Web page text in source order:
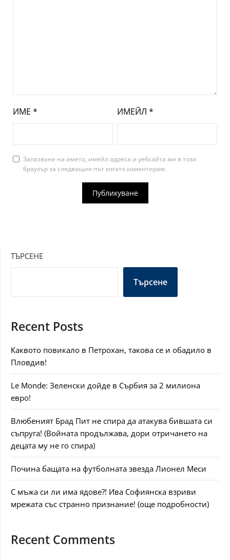
ИМЕ * ИМЕЙЛ *
Запазване на името, имейл адреса и уебсайта ми в този
браузър за следващия път когато коментирам.
ТЪРСЕНЕ
Търсене
Recent Posts
Каквото повикало в Петрохан, такова се и обадило в
Пловдив!
Le Monde: Зеленски дойде в Сърбия за 2 милиона
евро!
Влюбеният Брад Пит не спира да атакува бившата си
съпруга! (Войната продължава, дори отричането на
децата му не го спира)
Почина бащата на футболната звезда Лионел Меси
С мъжа си ли има ядове?! Ива Софиянска взриви
мрежата със странно признание! (още подробности)
Recent Comments